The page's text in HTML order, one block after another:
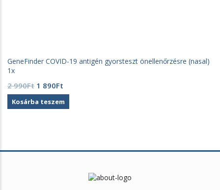
GeneFinder COVID-19 antigén gyorsteszt önellenőrzésre (nasal)
1x
2 990Ft Original
price
was:
1 890Ft
price
is:
Kosárba teszem